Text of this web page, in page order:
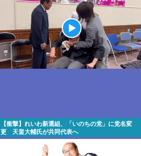
【衝撃】れいわ新選組、「いのちの党」に党名変
更 天畠大輔氏が共同代表へ